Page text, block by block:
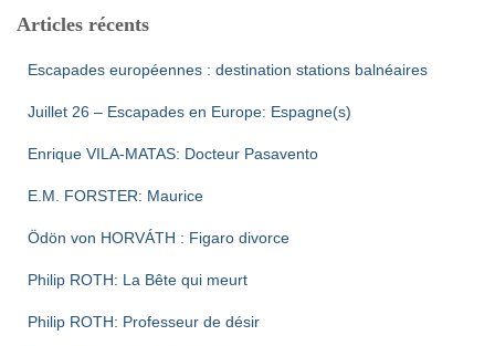
Articles récents
Escapades européennes : destination stations balnéaires
Juillet 26 – Escapades en Europe: Espagne(s)
Enrique VILA-MATAS: Docteur Pasavento
E.M. FORSTER: Maurice
Ödön von HORVÁTH : Figaro divorce
Philip ROTH: La Bête qui meurt
Philip ROTH: Professeur de désir